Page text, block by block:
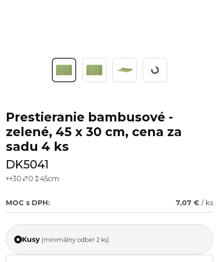
Working...
Prestieranie bambusové -
zelené, 45 x 30 cm, cena za
sadu 4 ks
DK5041
30 0 45cm
MOC s DPH: 7,07 € / ks
Kusy (minimálny odber 2 ks)